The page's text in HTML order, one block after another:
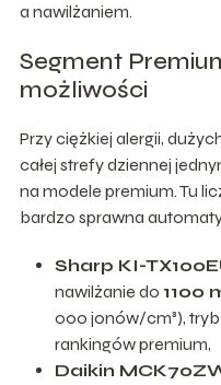
a nawilżaniem.
Segment
możliwości
Przy ciężkiej alergii,
całej strefy dziennej
na modele premium. Tu
bardzo sprawna
Sharp KI-
nawilżanie do 1100
000 jonów/cm³), tryb
rankingów premium,
Daikin